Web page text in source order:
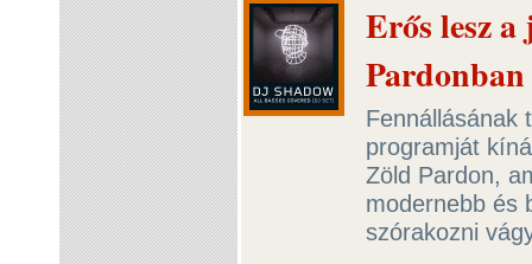
Erős lesz
Pardonban
Fennállásának
programját
Zöld Pardon,
modernebb és
szórakozni